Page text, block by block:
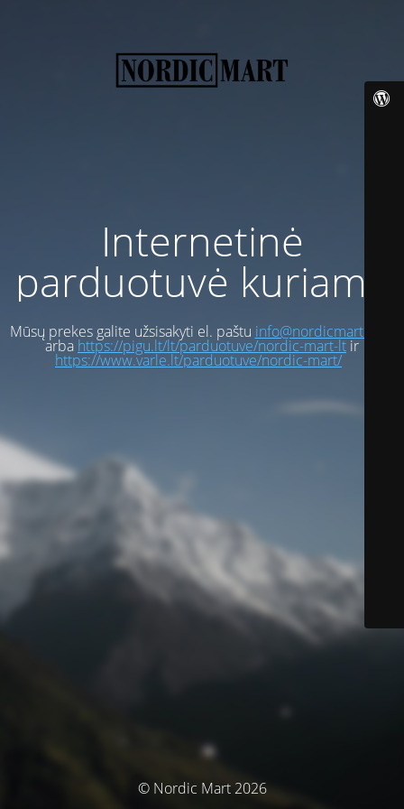
Internetinė
parduotuvė kuriama
Mūsų prekes galite užsisakyti el. paštu info@nordicmart.com
arba https://pigu.lt/lt/parduotuve/nordic-mart-ltir
https://www.varle.lt/parduotuve/nordic-mart/
© Nordic Mart 2026